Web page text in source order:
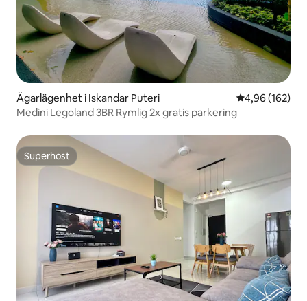
Ägarlägenhet i Iskandar Puteri 4,96 av 5 i
4,96 (162)
Medini Legoland 3BR Rymlig 2x gratis parkering
Superhost
Superhost